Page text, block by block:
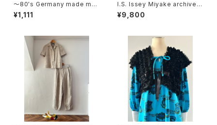
〜80's Germany made me
dical dress
¥1,111
I.S. Issey Miyake archive c
otton lace cardigan
¥9,800